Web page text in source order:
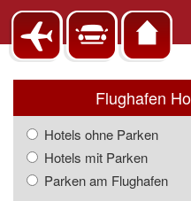
Flughafen
Hotels ohne Parken
Hotels mit Parken
Parken am Flughafen